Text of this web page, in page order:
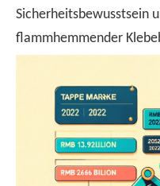
Sicherheitsbewusstsein
flammhemmender